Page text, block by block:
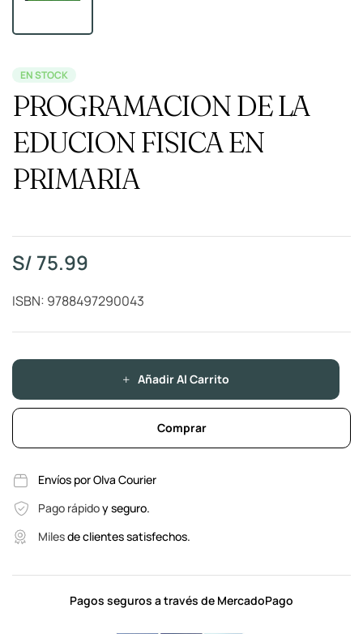
EN STOCK
PROGRAMACION DE LA
EDUCION FISICA EN
PRIMARIA
S/ 75.99
ISBN: 9788497290043
Añadir Al Carrito
Comprar
Envíos por Olva Courier
Pago rápidoy seguro.
Milesde clientes satisfechos.
Pagos seguros a través de MercadoPago